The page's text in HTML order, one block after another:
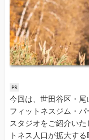
今回は、世田谷区・
フィットネスジム・
スタジオをご紹介い
トネス人口が拡大す